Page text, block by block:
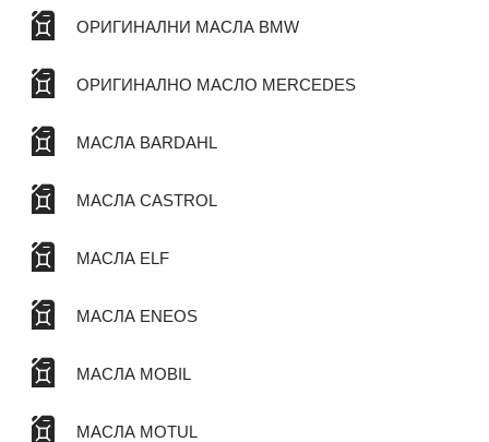
ОРИГИНАЛНИ МАСЛА BMW
ОРИГИНАЛНО МАСЛО MERCEDES
МАСЛА BARDAHL
МАСЛА CASTROL
МАСЛА ELF
МАСЛА ENEOS
МАСЛА MOBIL
МАСЛА MOTUL